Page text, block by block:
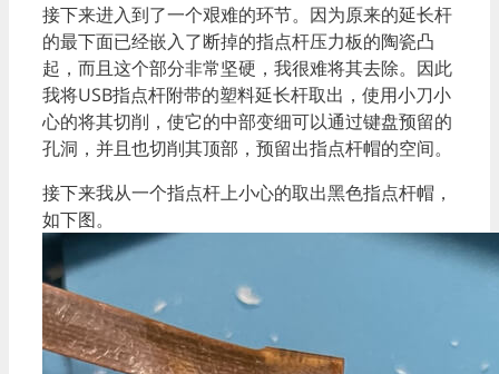
接下来进入到了一个艰难的环节。因为原来的延长杆
的最下面已经嵌入了断掉的指点杆压力板的陶瓷凸
起，而且这个部分非常坚硬，我很难将其去除。因此
我将USB指点杆附带的塑料延长杆取出，使用小刀小
心的将其切削，使它的中部变细可以通过键盘预留的
孔洞，并且也切削其顶部，预留出指点杆帽的空间。
接下来我从一个指点杆上小心的取出黑色指点杆帽，
如下图。